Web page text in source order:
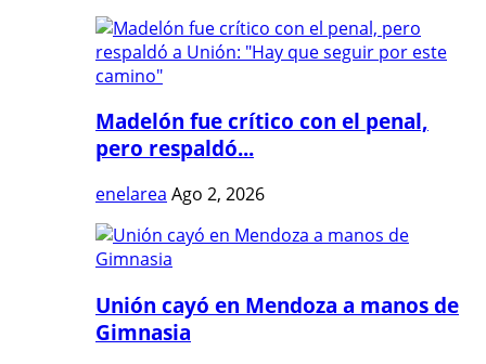
Madelón fue crítico con el penal,
pero respaldó...
enelarea Ago 2, 2026
Unión cayó en Mendoza a manos de
Gimnasia